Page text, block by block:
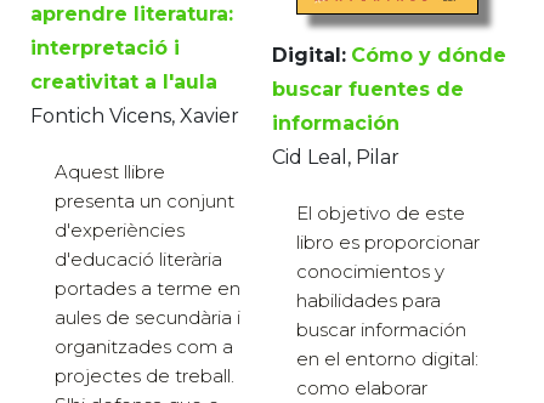
aprendre literatura:
interpretació i
creativitat a l'aula
Fontich Vicens, Xavier
Aquest llibre
presenta un conjunt
d'experiències
d'educació literària
portades a terme en
aules de secundària i
organitzades com a
projectes de treball.
Digital: Cómo y dónde
buscar fuentes de
información
Cid Leal, Pilar
El objetivo de este
libro es proporcionar
conocimientos y
habilidades para
buscar información
en el entorno digital:
como elaborar